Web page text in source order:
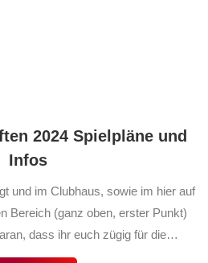
2024 Spielpläne und
Infos
und im Clubhaus, sowie im hier auf
Bereich (ganz oben, erster Punkt)
dass ihr euch zügig für die…